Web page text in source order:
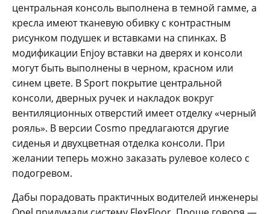
центральная консоль выполнена в темной гамме, а
кресла имеют тканевую обивку с контрастным
рисунком подушек и вставками на спинках. В
модификации Enjoy вставки на дверях и консоли
могут быть выполнены в черном, красном или
синем цвете. В Sport покрытие центральной
консоли, дверных ручек и накладок вокруг
вентиляционных отверстий имеет отделку «черный
рояль». В версии Cosmo предлагаются другие
сиденья и двухцветная отделка консоли. При
желании теперь можно заказать рулевое колесо с
подогревом.
Дабы порадовать практичных водителей инженеры